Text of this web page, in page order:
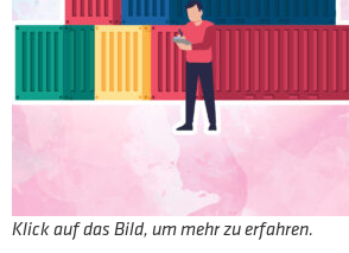
Klick auf das Bild, um mehr zu erfahren.